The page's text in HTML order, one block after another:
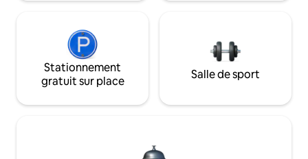
Stationnement
gratuit sur place
Salle de sport